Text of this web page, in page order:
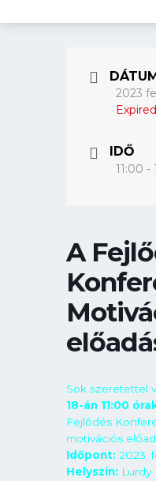
2023
IDŐ
11:00 -
A
Sok szeretettel
18-án 11:00
Fejlődés
motivációs
Időpont: 2023.
Helyszín: Lurdy